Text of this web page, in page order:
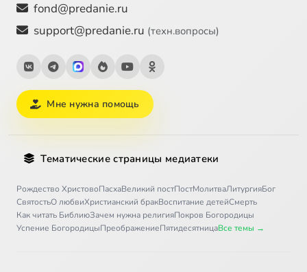
fond@predanie.ru
support@predanie.ru (техн.вопросы)
Мне нужна помощь
Тематические страницы медиатеки
Рождество ХристовоПасхаВеликий постПостМолитваЛитургияБог
СвятостьО любвиХристианский бракВоспитание детейСмерть
Как читать БиблиюЗачем нужна религияПокров Богородицы
Успение БогородицыПреображениеПятидесятницаВсе темы →